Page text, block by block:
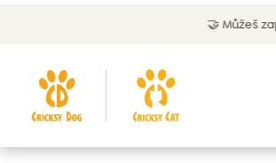
Můžeš zaplatit i na dobírku